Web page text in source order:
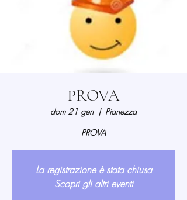
PROVA
dom 21 gen
  |
Pianezza
PROVA
La registrazione è stata chiusa
Scopri gli altri eventi